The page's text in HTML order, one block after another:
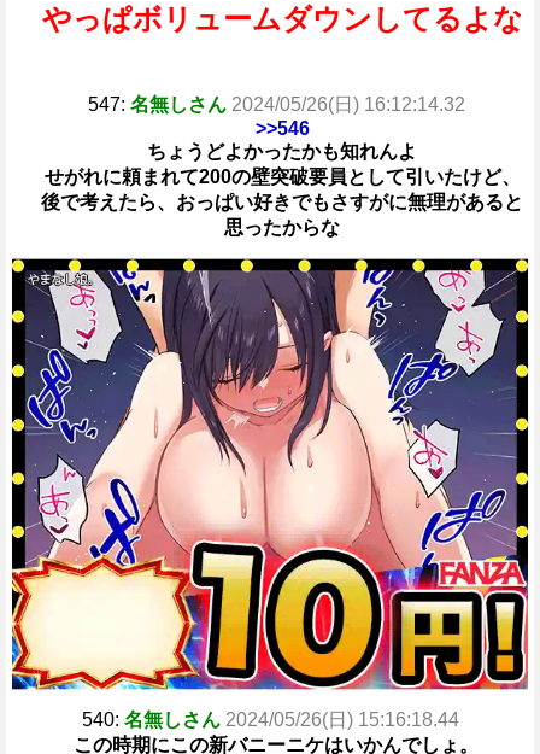
やっぱボリュームダウンしてるよな
547: 名無しさん 2024/05/26(日) 16:12:14.32
>>546
ちょうどよかったかも知れんよ
せがれに頼まれて200の壁突破要員として引いたけど、
後で考えたら、おっぱい好きでもさすがに無理があると
思ったからな
540: 名無しさん 2024/05/26(日) 15:16:18.44
この時期にこの新バニーニケはいかんでしょ。